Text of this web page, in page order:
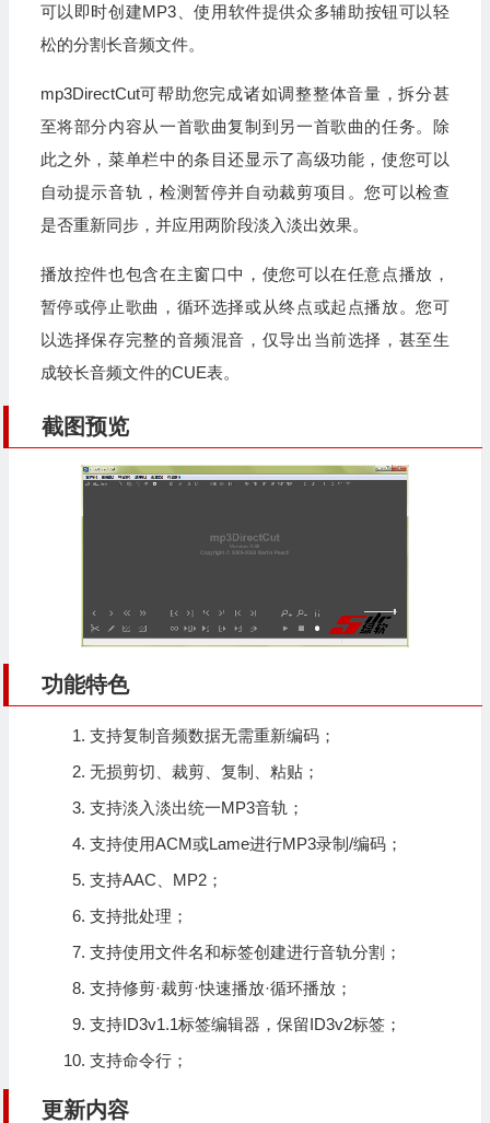
可以即时创建MP3、使用软件提供众多辅助按钮可以轻
松的分割长音频文件。
mp3DirectCut可帮助您完成诸如调整整体音量，拆分甚
至将部分内容从一首歌曲复制到另一首歌曲的任务。除
此之外，菜单栏中的条目还显示了高级功能，使您可以
自动提示音轨，检测暂停并自动裁剪项目。您可以检查
是否重新同步，并应用两阶段淡入淡出效果。
播放控件也包含在主窗口中，使您可以在任意点播放，
暂停或停止歌曲，循环选择或从终点或起点播放。您可
以选择保存完整的音频混音，仅导出当前选择，甚至生
成较长音频文件的CUE表。
截图预览
功能特色
支持复制音频数据无需重新编码；
无损剪切、裁剪、复制、粘贴；
支持淡入淡出统一MP3音轨；
支持使用ACM或Lame进行MP3录制/编码；
支持AAC、MP2；
支持批处理；
支持使用文件名和标签创建进行音轨分割；
支持修剪·裁剪·快速播放·循环播放；
支持ID3v1.1标签编辑器 ，保留ID3v2标签；
支持命令行；
更新内容